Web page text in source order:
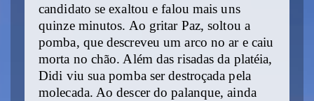
candidato se exaltou e falou mais uns
quinze minutos. Ao gritar Paz, soltou a
pomba, que descreveu um arco no ar e caiu
morta no chão. Além das risadas da platéia,
Didi viu sua pomba ser destroçada pela
molecada. Ao descer do palanque, ainda